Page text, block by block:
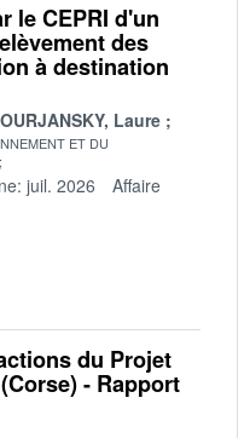
le CEPRI d'un
des
à destination
Laure
ET DU
juil. 2026
Affaire
du Projet
- Rapport